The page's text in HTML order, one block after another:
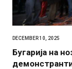
DECEMBER 10, 2025
Бугарија на